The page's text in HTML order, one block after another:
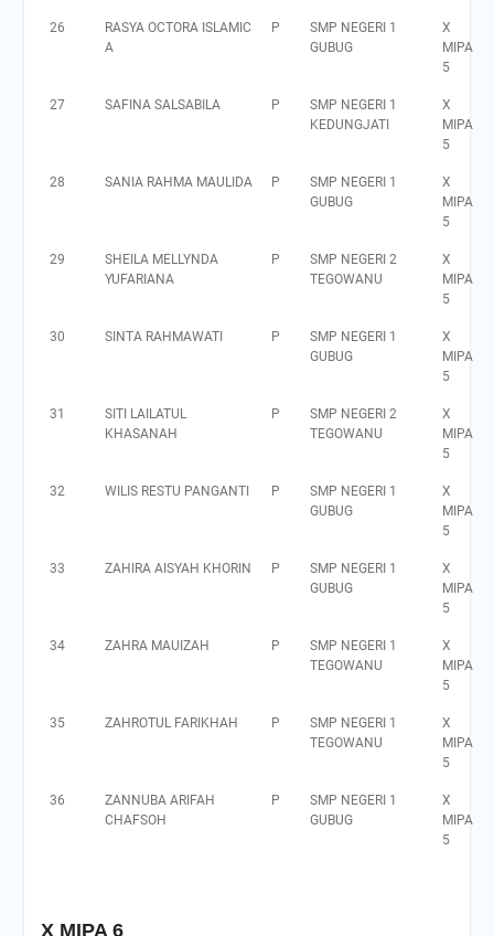
26
RASYA OCTORA ISLAMIC
A
P
SMP NEGERI 1
GUBUG
X
MIPA
5
27 SAFINA SALSABILA P
SMP NEGERI 1
KEDUNGJATI
X
MIPA
5
28 SANIA RAHMA MAULIDA P
SMP NEGERI 1
GUBUG
X
MIPA
5
29
SHEILA MELLYNDA
YUFARIANA
P
SMP NEGERI 2
TEGOWANU
X
MIPA
5
30 SINTA RAHMAWATI P
SMP NEGERI 1
GUBUG
X
MIPA
5
31
SITI LAILATUL
KHASANAH
P
SMP NEGERI 2
TEGOWANU
X
MIPA
5
32 WILIS RESTU PANGANTI P
SMP NEGERI 1
GUBUG
X
MIPA
5
33 ZAHIRA AISYAH KHORIN P
SMP NEGERI 1
GUBUG
X
MIPA
5
34 ZAHRA MAUIZAH P
SMP NEGERI 1
TEGOWANU
X
MIPA
5
35 ZAHROTUL FARIKHAH P
SMP NEGERI 1
TEGOWANU
X
MIPA
5
36
ZANNUBA ARIFAH
CHAFSOH
P
SMP NEGERI 1
GUBUG
X
MIPA
5
X MIPA 6